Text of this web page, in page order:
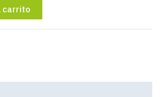
carrito